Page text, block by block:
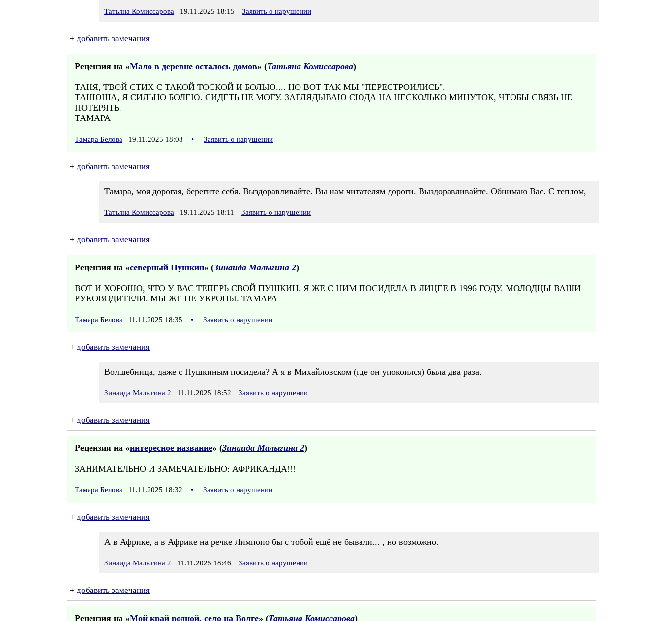
Татьяна Комиссарова 19.11.2025 18:15 Заявить о нарушении
+ добавить замечания
Рецензия на «Мало в деревне осталось домов» (Татьяна Комиссарова)
ТАНЯ, ТВОЙ СТИХ С ТАКОЙ ТОСКОЙ И БОЛЬЮ.... НО ВОТ ТАК МЫ "ПЕРЕСТРОИЛИСЬ".
ТАНЮША, Я СИЛЬНО БОЛЕЮ. СИДЕТЬ НЕ МОГУ. ЗАГЛЯДЫВАЮ СЮДА НА НЕСКОЛЬКО МИНУТОК, ЧТОБЫ СВЯЗЬ НЕ
ПОТЕРЯТЬ.
ТАМАРА
Тамара Белова 19.11.2025 18:08 • Заявить о нарушении
+ добавить замечания
Тамара, моя дорогая, берегите себя. Выздоравливайте. Вы нам читателям дороги. Выздоравливайте. Обнимаю Вас. С теплом,
Татьяна Комиссарова 19.11.2025 18:11 Заявить о нарушении
+ добавить замечания
Рецензия на «северный Пушкин» (Зинаида Малыгина 2)
ВОТ И ХОРОШО, ЧТО У ВАС ТЕПЕРЬ СВОЙ ПУШКИН. Я ЖЕ С НИМ ПОСИДЕЛА В ЛИЦЕЕ В 1996 ГОДУ. МОЛОДЦЫ ВАШИ
РУКОВОДИТЕЛИ. МЫ ЖЕ НЕ УКРОПЫ. ТАМАРА
Тамара Белова 11.11.2025 18:35 • Заявить о нарушении
+ добавить замечания
Волшебница, даже с Пушкиным посидела? А я в Михайловском (где он упокоился) была два раза.
Зинаида Малыгина 2 11.11.2025 18:52 Заявить о нарушении
+ добавить замечания
Рецензия на «интересное название» (Зинаида Малыгина 2)
ЗАНИМАТЕЛЬНО И ЗАМЕЧАТЕЛЬНО: АФРИКАНДА!!!
Тамара Белова 11.11.2025 18:32 • Заявить о нарушении
+ добавить замечания
А в Африке, а в Африке на речке Лимпопо бы с тобой ещё не бывали... , но возможно.
Зинаида Малыгина 2 11.11.2025 18:46 Заявить о нарушении
+ добавить замечания
Рецензия на «Мой край родной, село на Волге» (Татьяна Комиссарова)